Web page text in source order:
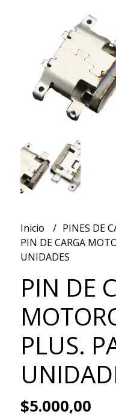
Inicio
PINES DE
PIN DE CARGA
UNIDADES
PIN DE
PLUS.
$5.000,00